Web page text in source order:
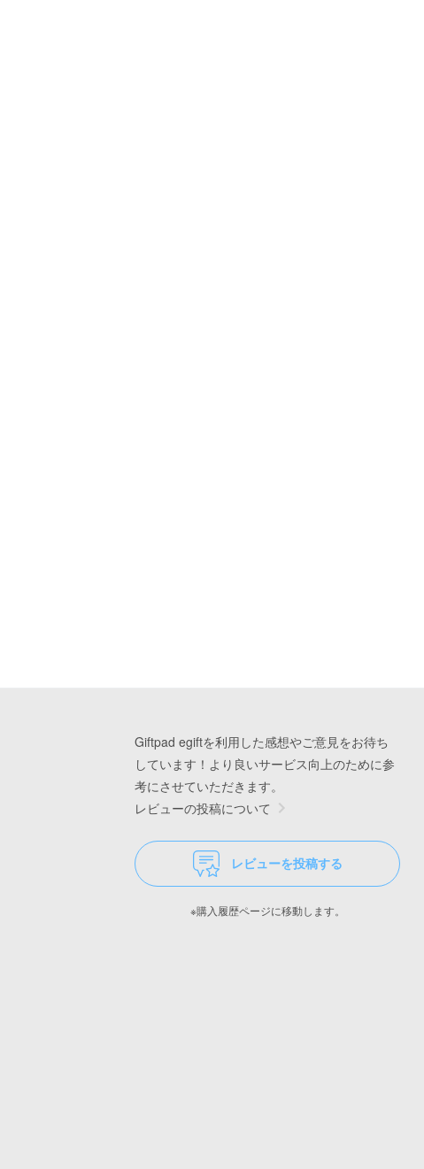
Giftpad egiftを利用した感想やご意見をお待ち
しています！より良いサービス向上のために参
考にさせていただきます。
レビューの投稿について
レビューを投稿する
※購入履歴ページに移動します。